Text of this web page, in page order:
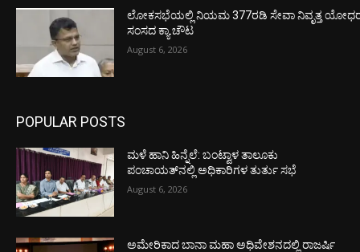
ಲೋಕಸಭೆಯಲ್ಲಿ ನಿಯಮ 377ರಡಿ ಸೇವಾ ನಿವೃತ್ತ
ಸಂಸದ ಕ್ಯಾ.ಚೌಟ
August 6, 2026
POPULAR POSTS
ಮಳೆ ಹಾನಿ ಹಿನ್ನೆಲೆ: ಬಂಟ್ವಾಳ ತಾಲೂಕು
ಪಂಚಾಯತ್‌ನಲ್ಲಿ ಅಧಿಕಾರಿಗಳ ತುರ್ತು ಸಭೆ
August 6, 2026
ಅಮೇರಿಕಾದ ಬಾನಾ ಮಹಾ ಅಧಿವೇಶನದಲ್ಲಿ ರಾಜರ್ಷಿ